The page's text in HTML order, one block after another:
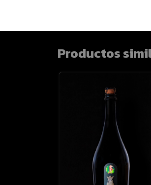
Productos